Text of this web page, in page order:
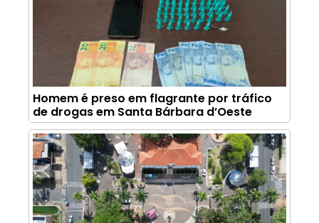
Homem é preso em flagrante por tráfico
de drogas em Santa Bárbara d’Oeste